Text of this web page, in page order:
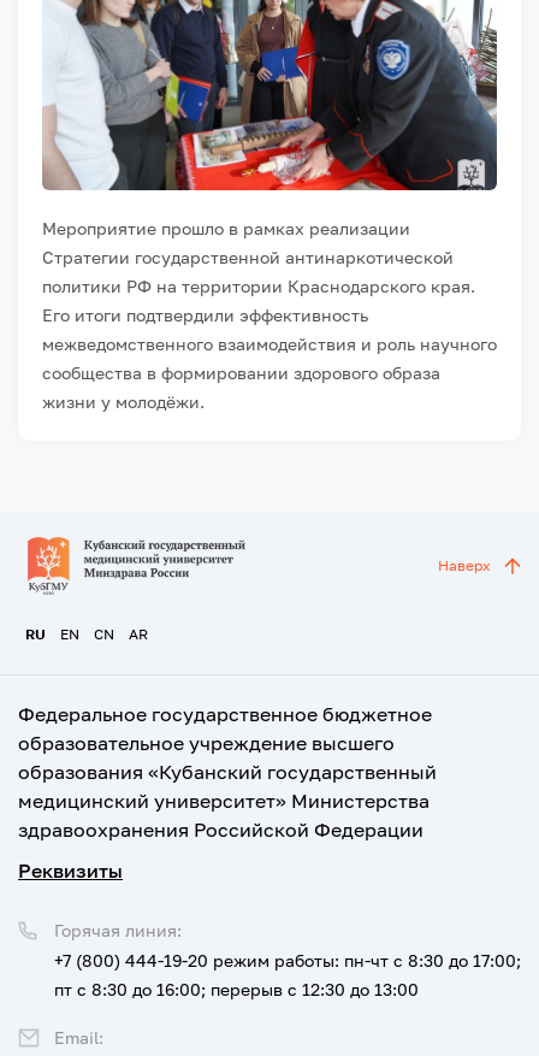
Мероприятие прошло в рамках реализации
Стратегии государственной антинаркотической
политики РФ на территории Краснодарского края.
Его итоги подтвердили эффективность
межведомственного взаимодействия и роль научного
сообщества в формировании здорового образа
жизни у молодёжи.
RU EN CN AR
Наверх
Федеральное государственное бюджетное
образовательное учреждение высшего
образования «Кубанский государственный
медицинский университет» Министерства
здравоохранения Российской Федерации
Реквизиты
Горячая линия:
+7 (800) 444-19-20 режим работы: пн-чт с 8:30 до 17:00;
пт с 8:30 до 16:00; перерыв с 12:30 до 13:00
Email: